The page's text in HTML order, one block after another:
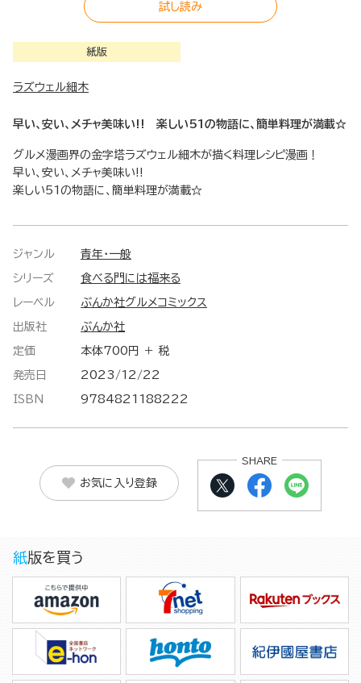
試し読み
紙版
ラズウェル細木
早い、安い、メチャ美味い!! 楽しい51の物語に、簡単料理が満載☆
グルメ漫画界の金字塔ラズウェル細木が描く料理レシピ漫画！
早い、安い、メチャ美味い!!
楽しい51の物語に、簡単料理が満載☆
ジャンル 青年・一般
シリーズ 食べる門には福来る
レーベル ぶんか社グルメコミックス
出版社 ぶんか社
定価 本体700円 ＋ 税
発売日 2023/12/22
ISBN 9784821188222
お気に入り登録
SHARE
紙版を買う